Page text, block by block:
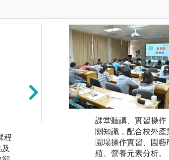
程
未上傳圖
有效的聽課方法:(一)不要缺
內容加以思索(三)專心聽講(
課堂聽講、實習操
關知識，配合校外產
園場操作實習、園
殖、營養元素分析。